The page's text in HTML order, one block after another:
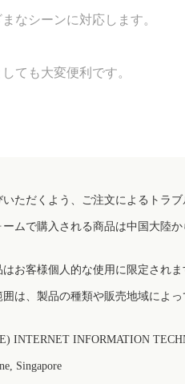
なシーンに対応します。
ても大変便利です。
ただくよう、ご注文によるトラ
ムで購入される商品は中国大陸
お客様個人的な使用に限定されま
は、製品の種類や販売地域によ
INTERNET INFORMATION
Singapore